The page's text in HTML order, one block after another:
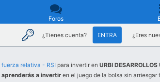
Foros
¿Tienes cuenta? ENTRA ¿Eres
fuerza relativa - RSI para invertir en URBI DESARROLLOS
aprenderás a invertir en el juego de la bolsa sin arriesgar